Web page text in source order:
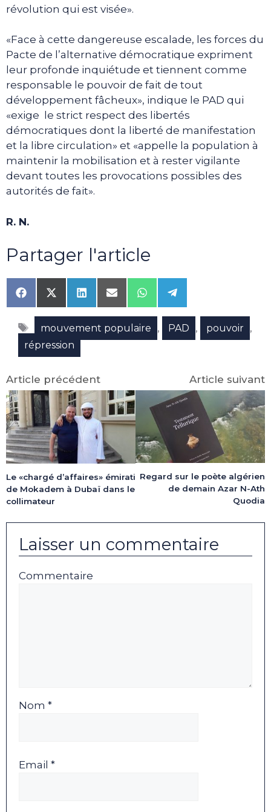
révolution qui est visée».
«Face à cette dangereuse escalade, les forces du
Pacte de l’alternative démocratique expriment
leur profonde inquiétude et tiennent comme
responsable le pouvoir de fait de tout
développement fâcheux», indique le PAD qui
«exige le strict respect des libertés
démocratiques dont la liberté de manifestation
et la libre circulation» et «appelle la population à
maintenir la mobilisation et à rester vigilante
devant toutes les provocations possibles des
autorités de fait».
R. N.
Partager l'article
Share
on
Facebook
Share
on
X
(Twitter)
Share
on
LinkedIn
Share
on
Email
Share
on
WhatsApp
Share
on
Telegram
Étiquettes
mouvement populaire , PAD , pouvoir ,
répression
Article précédent
Le «chargé d’affaires» émirati
de Mokadem à Dubaï dans le
collimateur
Article suivant
Regard sur le poète algérien
de demain Azar N-Ath
Quodia
Laisser un commentaire
Commentaire
Nom *
Email *